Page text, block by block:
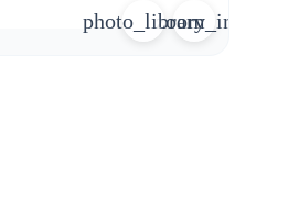
zoom_in
photo_library